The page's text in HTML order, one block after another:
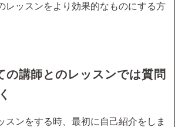
レッスンをより効果的なものにする方
の講師とのレッスンでは質問
スンをする時、最初に自己紹介をしま